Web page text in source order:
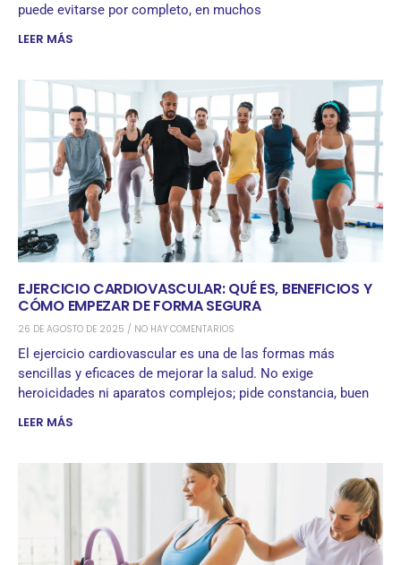
puede evitarse por completo, en muchos
LEER MÁS
EJERCICIO CARDIOVASCULAR: QUÉ ES, BENEFICIOS Y
CÓMO EMPEZAR DE FORMA SEGURA
26 DE AGOSTO DE 2025 NO HAY COMENTARIOS
El ejercicio cardiovascular es una de las formas más
sencillas y eficaces de mejorar la salud. No exige
heroicidades ni aparatos complejos; pide constancia, buen
LEER MÁS